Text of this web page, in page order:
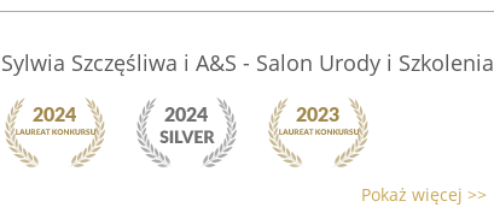
Sylwia Szczęśliwa i A&S - Salon Urody i Szkolenia
Pokaż więcej >>